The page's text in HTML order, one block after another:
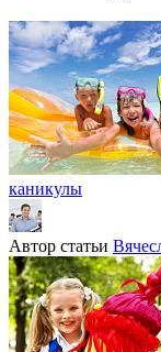
каникулы
Автор статьи